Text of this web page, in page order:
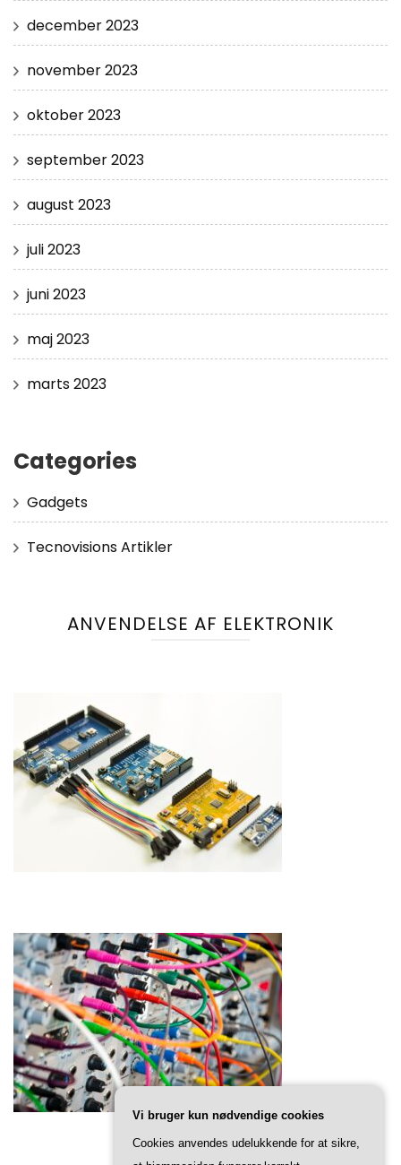
december 2023
november 2023
oktober 2023
september 2023
august 2023
juli 2023
juni 2023
maj 2023
marts 2023
Categories
Gadgets
Tecnovisions Artikler
ANVENDELSE AF ELEKTRONIK
Vi bruger kun nødvendige cookies
Cookies anvendes udelukkende for at sikre,